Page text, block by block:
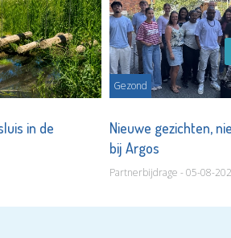
in de
Gezond
Nieuwe gezichten,
bij Argos
Partnerbijdrage - 05-08-